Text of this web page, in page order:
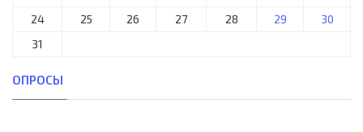
24
25 26 27 28 29
30
31
ОПРОСЫ